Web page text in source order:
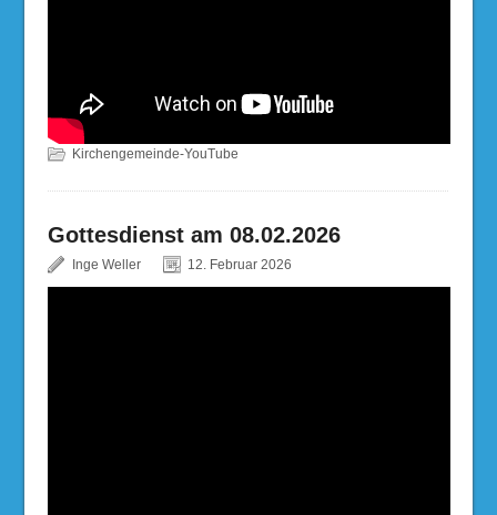
Kirchengemeinde-YouTube
Gottesdienst am 08.02.2026
Inge Weller 12. Februar 2026